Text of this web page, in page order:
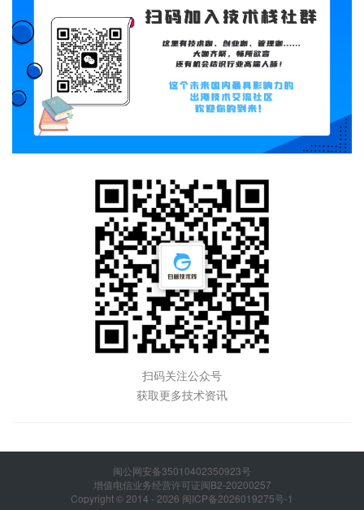
扫码关注公众号
获取更多技术资讯
闽公网安备35010402350923号
增值电信业务经营许可证闽B2-20200257
Copyright © 2014 - 2026 闽ICP备2026019275号-1